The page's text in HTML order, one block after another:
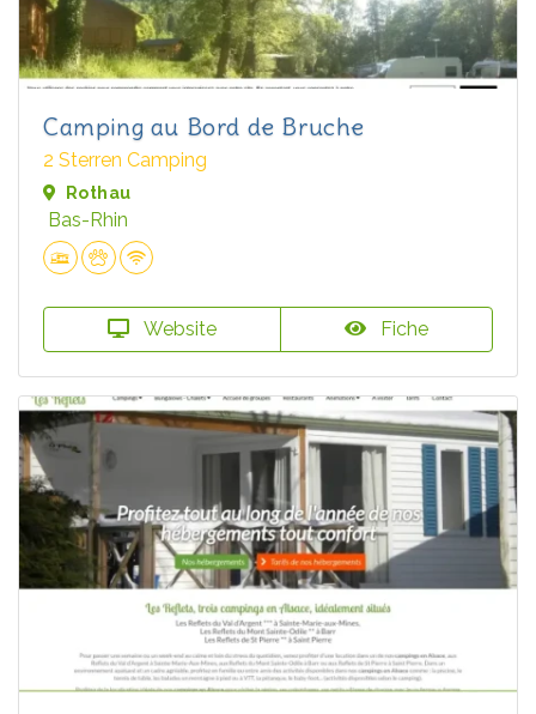
Camping au Bord de Bruche
2 Sterren Camping
Rothau
Bas-Rhin
Website Fiche